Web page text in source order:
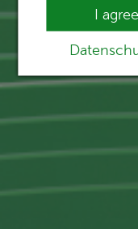
I agree